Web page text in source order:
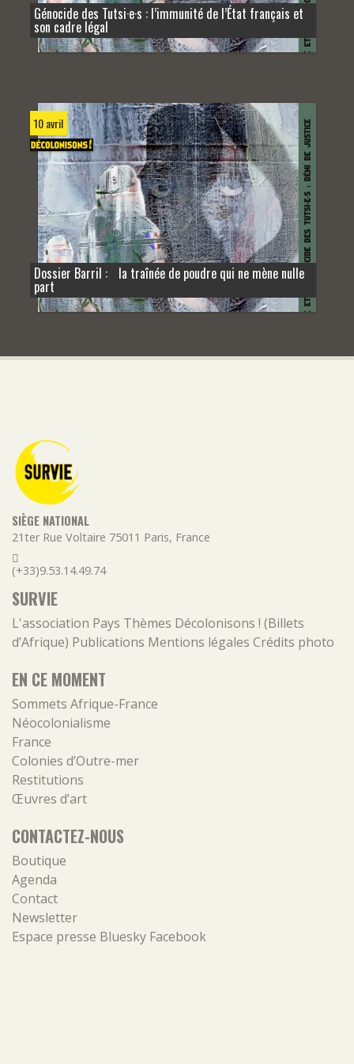
Génocide des Tutsi·e·s : l’immunité de l’État français et
son cadre légal
10 avril
Dossier Barril : la traînée de poudre qui ne mène nulle
part
SIÈGE NATIONAL
21ter Rue Voltaire 75011 Paris, France
(+33)9.53.14.49.74
SURVIE
L'association Pays Thèmes Décolonisons ! (Billets
d’Afrique) Publications Mentions légales Crédits photo
EN CE MOMENT
Sommets Afrique-France
Néocolonialisme
France
Colonies d’Outre-mer
Restitutions
Œuvres d’art
CONTACTEZ-NOUS
Boutique
Agenda
Contact
Newsletter
Espace presse Bluesky Facebook